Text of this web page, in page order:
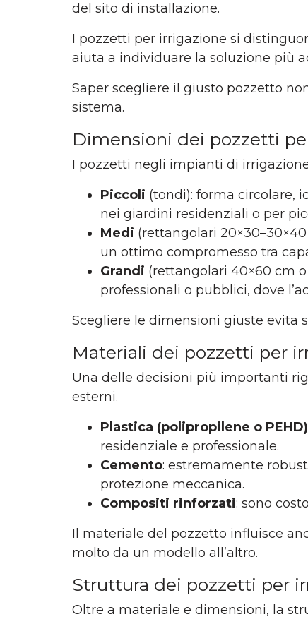
del sito di installazione.
I pozzetti per irrigazione si
aiuta a individuare la soluzione più
Saper scegliere il giusto pozzetto
sistema.
Dimensioni dei pozzetti
I pozzetti negli impianti di
Piccoli (tondi): forma circolare,
nei giardini residenziali o per
Medi (rettangolari
un ottimo compromesso tra
Grandi (rettangolari 40×60 cm
professionali o pubblici, dove
Scegliere le dimensioni giuste evita
Materiali dei pozzetti per
Una delle decisioni più importanti
esterni.
Plastica (polipropilene o PEHD)
residenziale e professionale.
Cemento: estremamente
protezione meccanica.
Compositi rinforzati: sono
Il materiale del pozzetto influisce
molto da un modello all’altro.
Struttura dei pozzetti per
Oltre a materiale e dimensioni, la